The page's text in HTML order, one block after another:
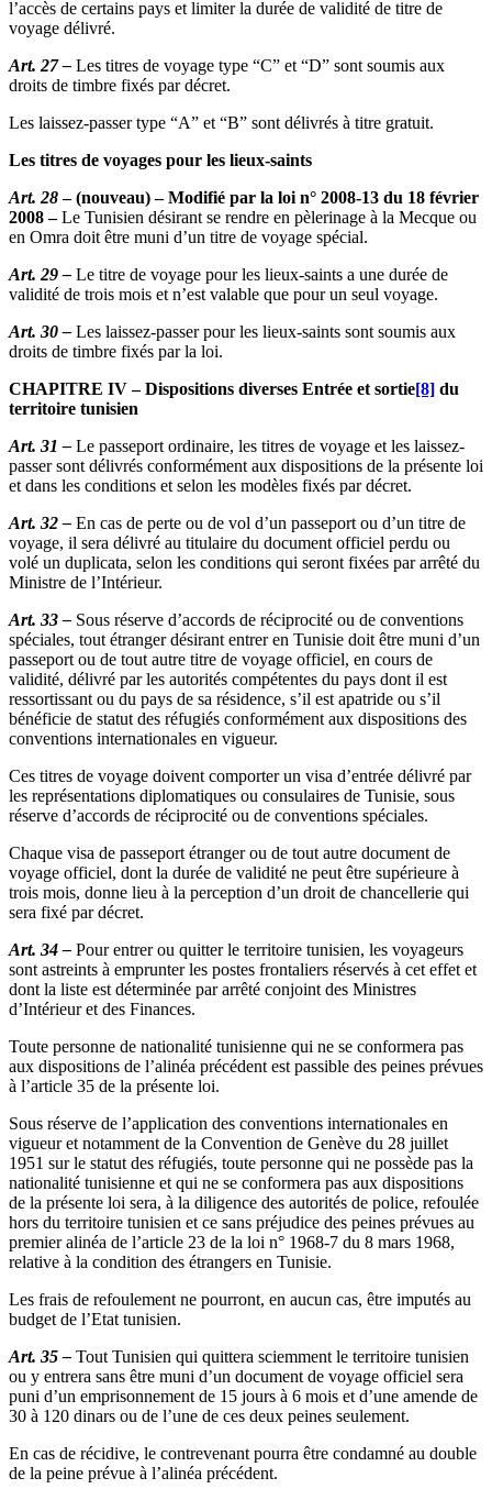
l’accès de certains pays et limiter la durée de validité de titre de
voyage délivré.
Art. 27 – Les titres de voyage type “C” et “D” sont soumis aux
droits de timbre fixés par décret.
Les laissez-passer type “A” et “B” sont délivrés à titre gratuit.
Les titres de voyages pour les lieux-saints
Art. 28 – (nouveau) – Modifié par la loi n° 2008-13 du 18 février
2008 –Le Tunisien désirant se rendre en pèlerinage à la Mecque ou
en Omra doit être muni d’un titre de voyage spécial.
Art. 29 – Le titre de voyage pour les lieux-saints a une durée de
validité de trois mois et n’est valable que pour un seul voyage.
Art. 30 – Les laissez-passer pour les lieux-saints sont soumis aux
droits de timbre fixés par la loi.
CHAPITRE IV – Dispositions diverses Entrée et sortie[8] du
territoire tunisien
Art. 31 – Le passeport ordinaire, les titres de voyage et les laissez-
passer sont délivrés conformément aux dispositions de la présente loi
et dans les conditions et selon les modèles fixés par décret.
Art. 32 – En cas de perte ou de vol d’un passeport ou d’un titre de
voyage, il sera délivré au titulaire du document officiel perdu ou
volé un duplicata, selon les conditions qui seront fixées par arrêté du
Ministre de l’Intérieur.
Art. 33 – Sous réserve d’accords de réciprocité ou de conventions
spéciales, tout étranger désirant entrer en Tunisie doit être muni d’un
passeport ou de tout autre titre de voyage officiel, en cours de
validité, délivré par les autorités compétentes du pays dont il est
ressortissant ou du pays de sa résidence, s’il est apatride ou s’il
bénéficie de statut des réfugiés conformément aux dispositions des
conventions internationales en vigueur.
Ces titres de voyage doivent comporter un visa d’entrée délivré par
les représentations diplomatiques ou consulaires de Tunisie, sous
réserve d’accords de réciprocité ou de conventions spéciales.
Chaque visa de passeport étranger ou de tout autre document de
voyage officiel, dont la durée de validité ne peut être supérieure à
trois mois, donne lieu à la perception d’un droit de chancellerie qui
sera fixé par décret.
Art. 34 – Pour entrer ou quitter le territoire tunisien, les voyageurs
sont astreints à emprunter les postes frontaliers réservés à cet effet et
dont la liste est déterminée par arrêté conjoint des Ministres
d’Intérieur et des Finances.
Toute personne de nationalité tunisienne qui ne se conformera pas
aux dispositions de l’alinéa précédent est passible des peines prévues
à l’article 35 de la présente loi.
Sous réserve de l’application des conventions internationales en
vigueur et notamment de la Convention de Genève du 28 juillet
1951 sur le statut des réfugiés, toute personne qui ne possède pas la
nationalité tunisienne et qui ne se conformera pas aux dispositions
de la présente loi sera, à la diligence des autorités de police, refoulée
hors du territoire tunisien et ce sans préjudice des peines prévues au
premier alinéa de l’article 23 de la loi n° 1968-7 du 8 mars 1968,
relative à la condition des étrangers en Tunisie.
Les frais de refoulement ne pourront, en aucun cas, être imputés au
budget de l’Etat tunisien.
Art. 35 – Tout Tunisien qui quittera sciemment le territoire tunisien
ou y entrera sans être muni d’un document de voyage officiel sera
puni d’un emprisonnement de 15 jours à 6 mois et d’une amende de
30 à 120 dinars ou de l’une de ces deux peines seulement.
En cas de récidive, le contrevenant pourra être condamné au double
de la peine prévue à l’alinéa précédent.